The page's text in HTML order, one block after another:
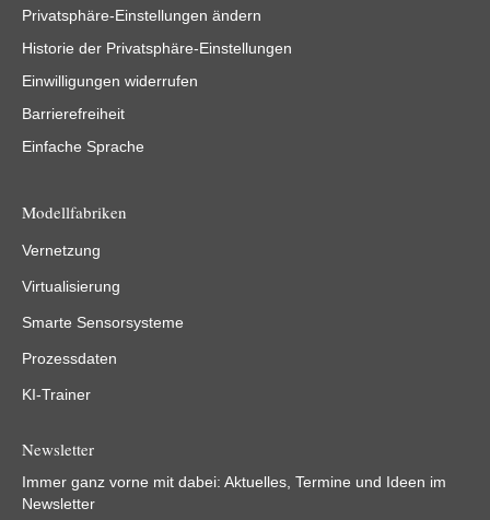
Privatsphäre-Einstellungen ändern
Historie der Privatsphäre-Einstellungen
Einwilligungen widerrufen
Barrierefreiheit
Einfache Sprache
Modellfabriken
Vernetzung
Virtualisierung
Smarte Sensorsysteme
Prozessdaten
KI-Trainer
Newsletter
Immer ganz vorne mit dabei: Aktuelles, Termine und Ideen im
Newsletter